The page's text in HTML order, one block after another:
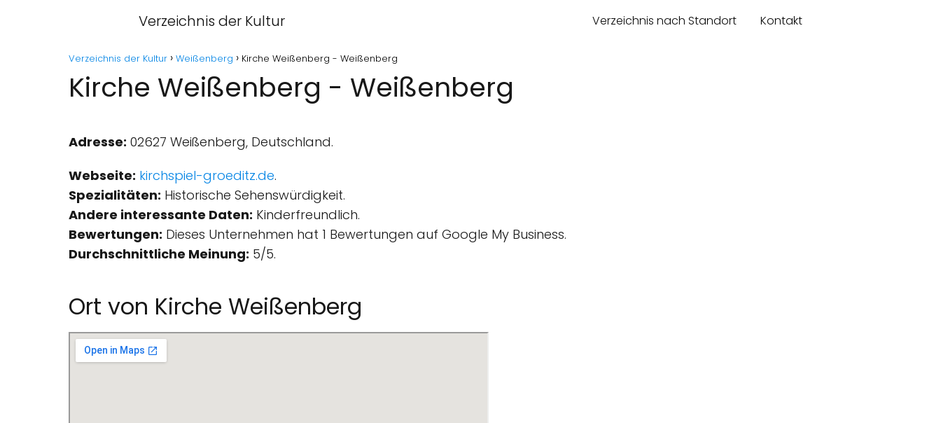
Verzeichnis der Kultur Verzeichnis nach Standort Kontakt
Verzeichnis der Kultur Weißenberg Kirche Weißenberg - Weißenberg
Kirche Weißenberg - Weißenberg
Adresse: 02627 Weißenberg, Deutschland.
Webseite: kirchspiel-groeditz.de.
Spezialitäten: Historische Sehenswürdigkeit.
Andere interessante Daten: Kinder­freundlich.
Bewertungen: Dieses Unternehmen hat 1 Bewertungen auf Google My Business.
Durchschnittliche Meinung: 5/5.
Ort von Kirche Weißenberg